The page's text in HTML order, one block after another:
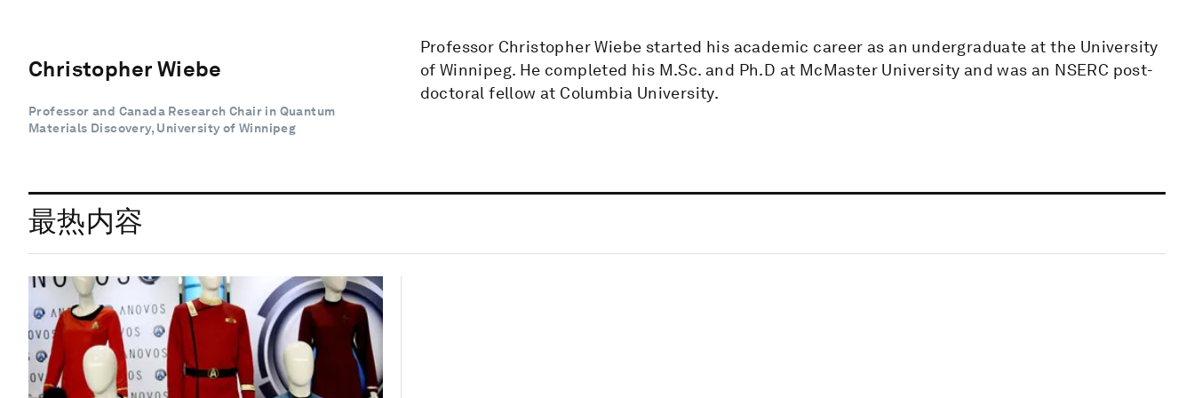
Christopher Wiebe
Professor and Canada Research Chair in Quantum
Materials Discovery, University of Winnipeg
Professor Christopher Wiebe started his academic career as an undergraduate at the University
of Winnipeg. He completed his M.Sc. and Ph.D at McMaster University and was an NSERC post-
doctoral fellow at Columbia University.
最热内容